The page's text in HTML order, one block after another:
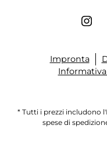
Impronta
* Tutti i prezzi includono
spese di